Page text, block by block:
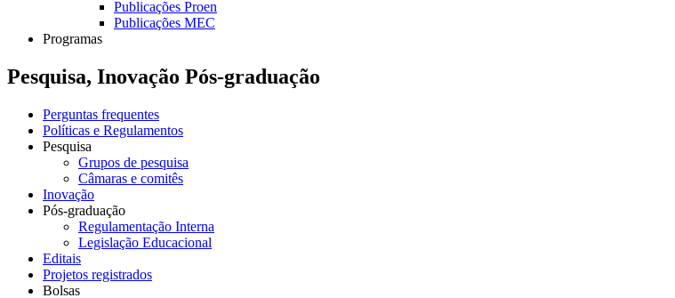
Publicações Proen
Publicações MEC
Programas
Pesquisa, Inovação Pós-graduação
Perguntas frequentes
Políticas e Regulamentos
Pesquisa
Grupos de pesquisa
Câmaras e comitês
Inovação
Pós-graduação
Regulamentação Interna
Legislação Educacional
Editais
Projetos registrados
Bolsas